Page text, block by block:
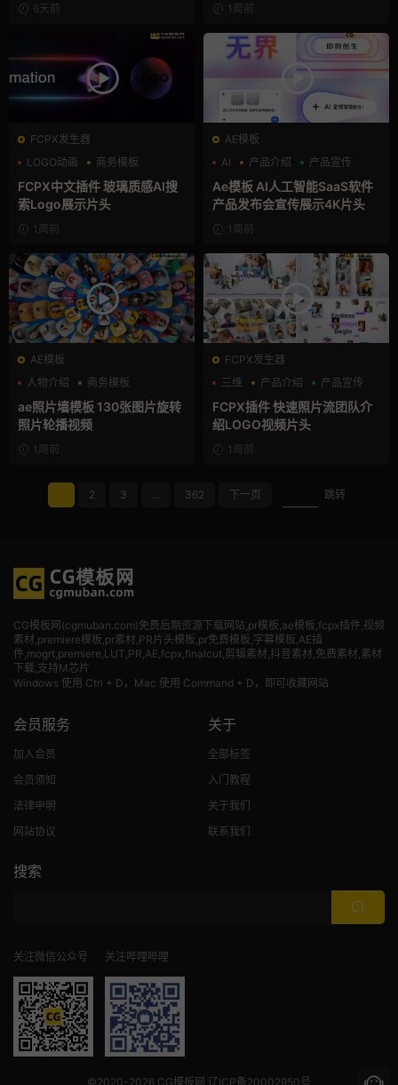
6天前 1周前
FCPX发生器
LOGO动画
商务模板
支持Intel+M芯片
FCPX中文插件 玻璃质感AI搜
索Logo展示片头
1周前
AE模板
AI
产品介绍 产品宣传
Ae模板 AI人工智能SaaS软件
产品发布会宣传展示4K片头
1周前
AE模板
人物介绍
商务模板
幻灯片
ae照片墙模板 130张图片旋转
照片轮播视频
1周前
FCPX发生器
三维
产品介绍 产品宣传
FCPX插件 快速照片流团队介
绍LOGO视频片头
1周前
1 2 3 ... 362 下一页 跳转
CG模板网(cgmuban.com)免费后期资源下载网站,pr模板,ae模板,fcpx插件,视频
素材,premiere模板,pr素材,PR片头模板,pr免费模板,字幕模板,AE插
件,mogrt,premiere,LUT,PR,AE,fcpx,finalcut,剪辑素材,抖音素材,免费素材,素材
下载,支持M芯片
Windows 使用 Ctrl + D，Mac 使用 Command + D，即可收藏网站
会员服务
加入会员
会员须知
法律申明
网站协议
关于
全部标签
入门教程
关于我们
联系我们
搜索
关注微信公众号 关注哔哩哔哩
©2020-2026 CG模板网 辽ICP备20002950号